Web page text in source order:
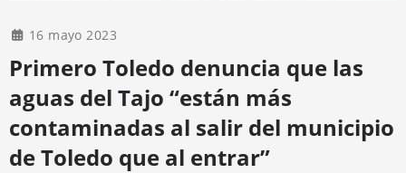
16 mayo 2023
Primero Toledo denuncia que las
aguas del Tajo “están más
contaminadas al salir del municipio
de Toledo que al entrar”